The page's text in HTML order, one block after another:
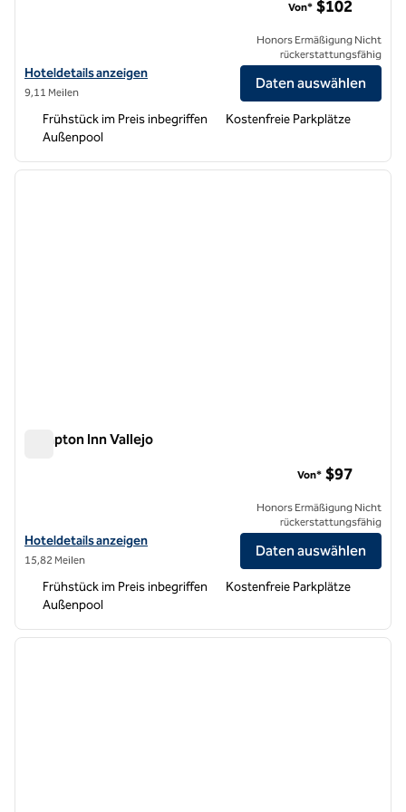
Hoteldetails für Hampton Inn & Suites Pittsburg anzeigen
Hoteldetails anzeigen
9,11 Meilen
Von* $102
Honors Ermäßigung Nicht
rückerstattungsfähig
Daten auswählen
Frühstück im Preis inbegriffen
Kostenfreie Parkplätze
Außenpool
1 von 12
Hampton Inn Vallejo
Hoteldetails für das Hampton Inn Vallejo anzeigen
Hoteldetails anzeigen
15,82 Meilen
Von* $97
Honors Ermäßigung Nicht
rückerstattungsfähig
Daten auswählen
Frühstück im Preis inbegriffen
Kostenfreie Parkplätze
Außenpool
1 von 12